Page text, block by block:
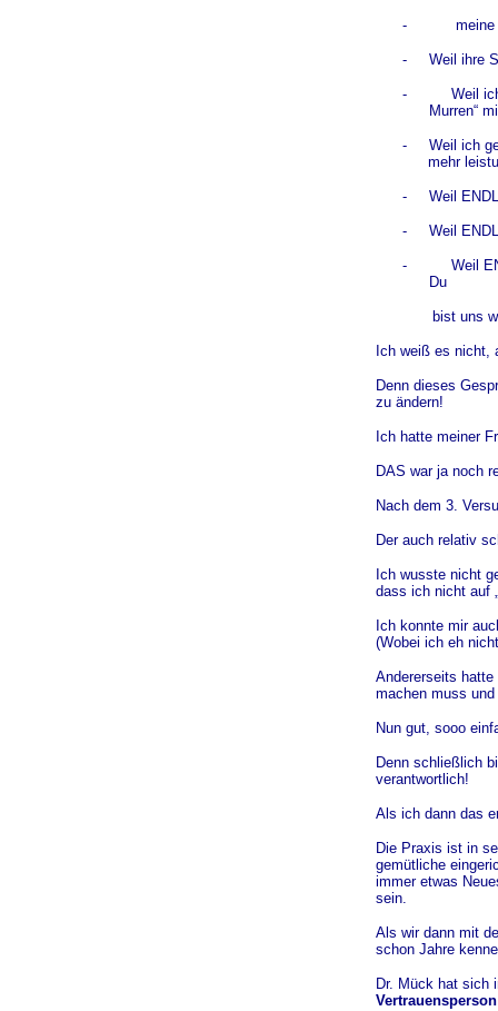
- meine
- Weil ihre
-
Weil
Murren“
- Weil ich
mehr
- Weil
- Weil
-
Weil
Du
bist uns
Ich weiß es nicht,
Denn dieses
zu ändern!
Ich hatte meiner
DAS war ja noch
Nach dem 3.
Der auch relativ
Ich wusste nicht
dass ich nicht auf
Ich konnte mir
(Wobei ich eh
Andererseits hatte
machen muss
Nun gut, sooo
Denn schließlich
verantwortlich!
Als ich dann das
Die Praxis ist in
gemütliche
immer etwas
sein.
Als wir dann mit
schon Jahre
Dr. Mück hat sich